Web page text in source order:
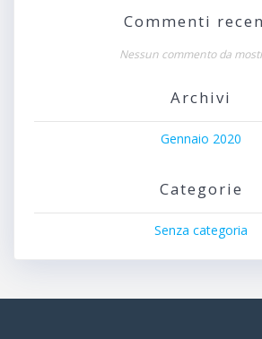
Commenti
Nessun commento da
Archivi
Gennaio 2020
Categorie
Senza categoria